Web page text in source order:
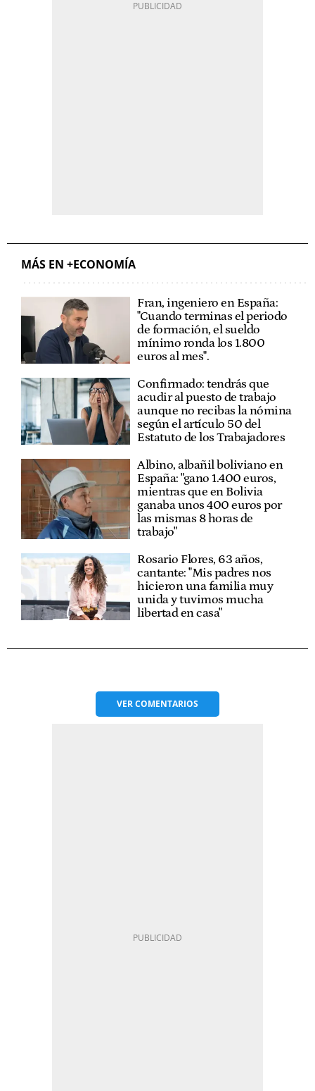
MÁS EN +ECONOMÍA
Fran, ingeniero en España:
"Cuando terminas el periodo
de formación, el sueldo
mínimo ronda los 1.800
euros al mes".
Confirmado: tendrás que
acudir al puesto de trabajo
aunque no recibas la nómina
según el artículo 50 del
Estatuto de los Trabajadores
Albino, albañil boliviano en
España: "gano 1.400 euros,
mientras que en Bolivia
ganaba unos 400 euros por
las mismas 8 horas de
trabajo"
Rosario Flores, 63 años,
cantante: "Mis padres nos
hicieron una familia muy
unida y tuvimos mucha
libertad en casa"
VERCOMENTARIOS